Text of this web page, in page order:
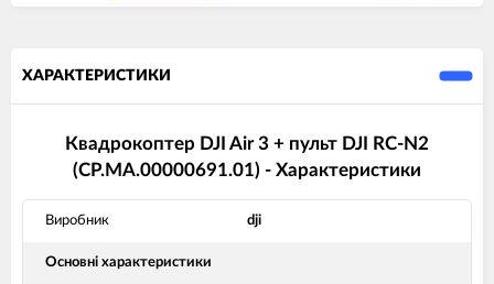
ХАРАКТЕРИСТИКИ
Квадрокоптер DJI Air 3 + пульт DJI RC-N2
(CP.MA.00000691.01) - Характеристики
Виробник dji
Основні характеристики